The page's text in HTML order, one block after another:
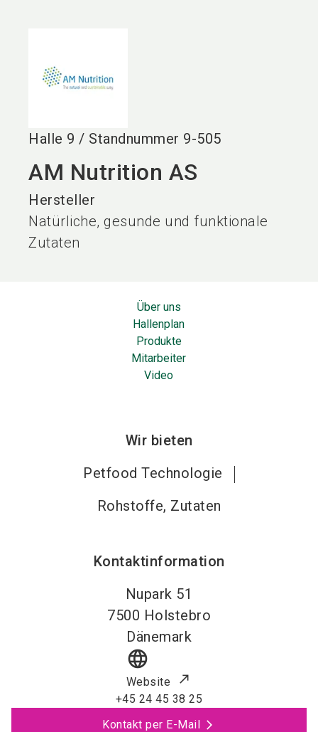
Halle 9 / Standnummer 9-505
AM Nutrition AS
Hersteller
Natürliche, gesunde und funktionale
Zutaten
Über uns
Hallenplan
Produkte
Mitarbeiter
Video
Wir bieten
Petfood Technologie
Rohstoffe, Zutaten
Kontaktinformation
Nupark 51
7500 Holstebro
Dänemark
language
Website
+45 24 45 38 25
Kontakt per E-Mail